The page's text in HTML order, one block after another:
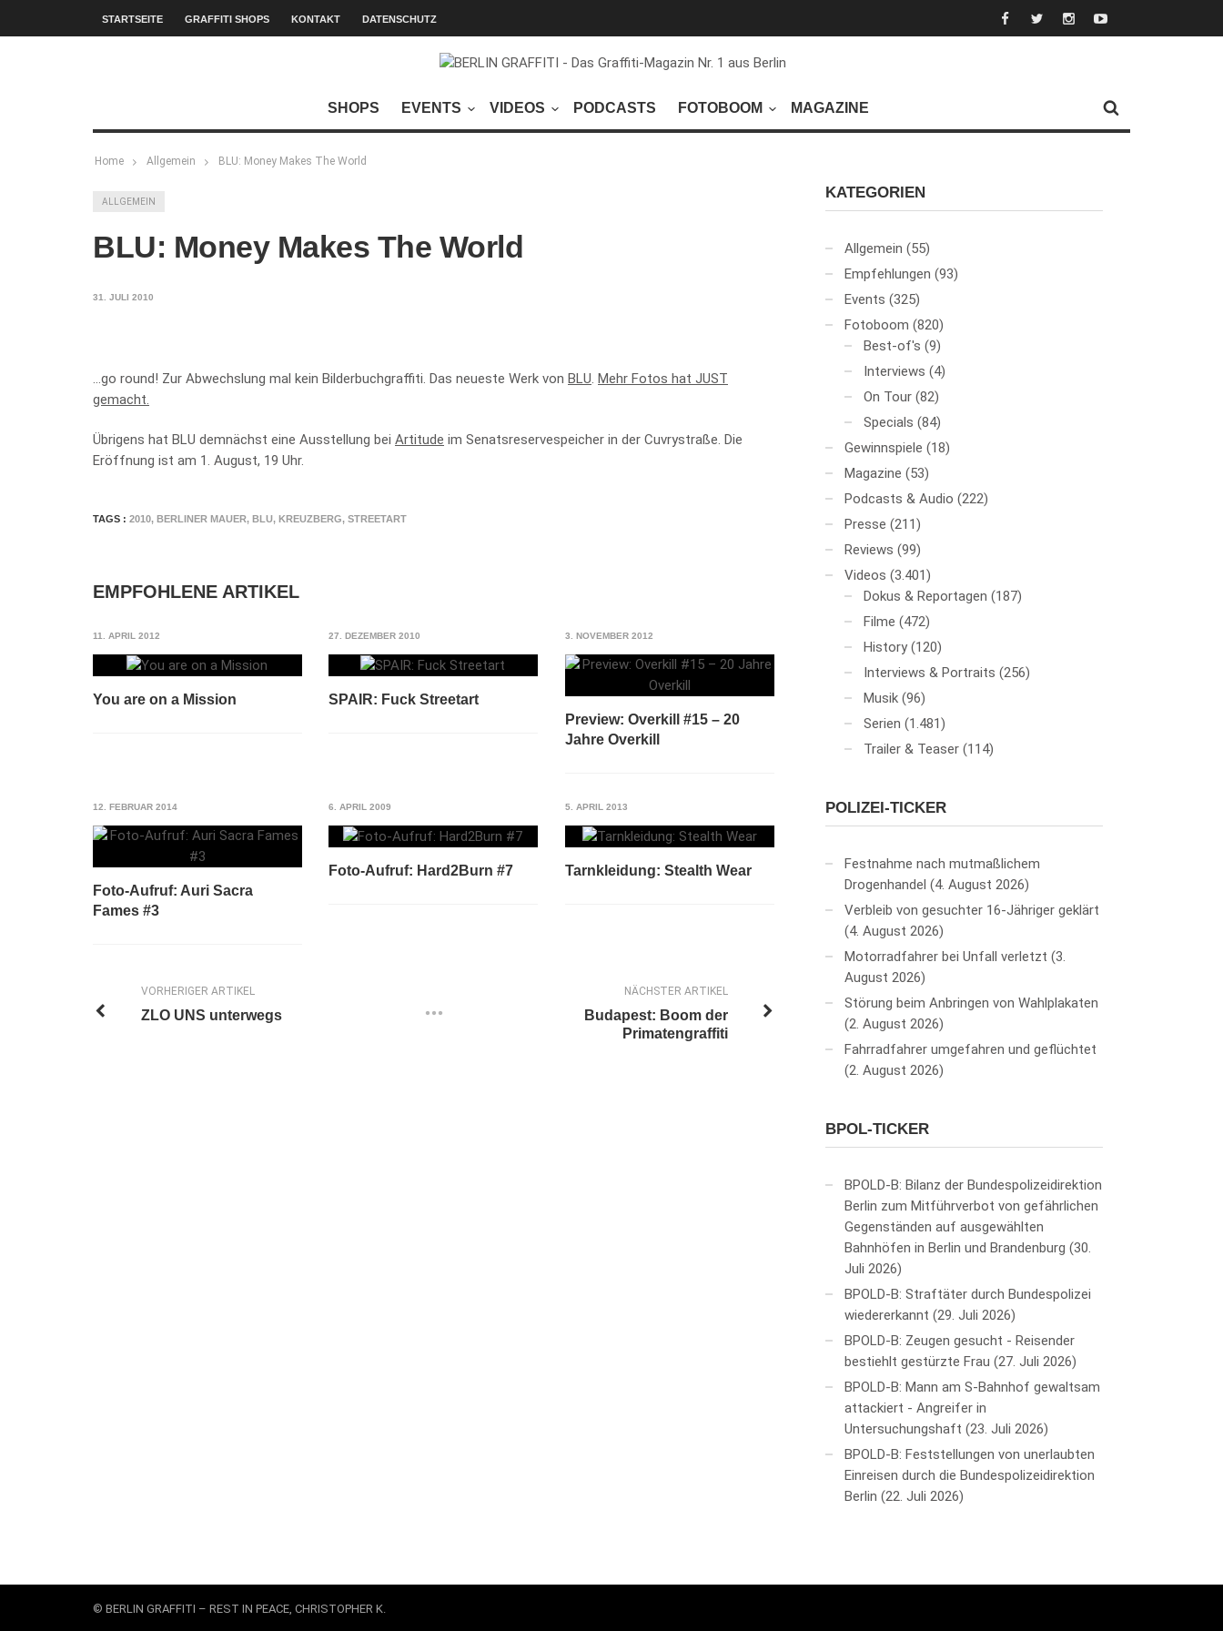
STARTSEITE GRAFFITI SHOPS KONTAKT DATENSCHUTZ
SHOPS EVENTS VIDEOS PODCASTS FOTOBOOM MAGAZINE
Home Allgemein BLU: Money Makes The World
ALLGEMEIN
BLU: Money Makes The World
31. JULI 2010
…go round! Zur Abwechslung mal kein Bilderbuchgraffiti. Das neueste Werk von BLU. Mehr Fotos hat JUST
gemacht.
Übrigens hat BLU demnächst eine Ausstellung bei Artitude im Senatsreservespeicher in der Cuvrystraße. Die
Eröffnung ist am 1. August, 19 Uhr.
TAGS : 2010, BERLINER MAUER, BLU, KREUZBERG, STREETART
EMPFOHLENE ARTIKEL
11. APRIL 2012
You are on a Mission
27. DEZEMBER 2010
SPAIR: Fuck Streetart
3. NOVEMBER 2012
Preview: Overkill #15 – 20
Jahre Overkill
12. FEBRUAR 2014
Foto-Aufruf: Auri Sacra
Fames #3
6. APRIL 2009
Foto-Aufruf: Hard2Burn #7
5. APRIL 2013
Tarnkleidung: Stealth Wear
NÄCHSTER ARTIKEL
Budapest: Boom der
Primatengraffiti
VORHERIGER ARTIKEL
ZLO UNS unterwegs
KATEGORIEN
Allgemein (55)
Empfehlungen (93)
Events (325)
Fotoboom (820)
Best-of's (9)
Interviews (4)
On Tour (82)
Specials (84)
Gewinnspiele (18)
Magazine (53)
Podcasts & Audio (222)
Presse (211)
Reviews (99)
Videos (3.401)
Dokus & Reportagen (187)
Filme (472)
History (120)
Interviews & Portraits (256)
Musik (96)
Serien (1.481)
Trailer & Teaser (114)
POLIZEI-TICKER
Festnahme nach mutmaßlichem
Drogenhandel
4. August 2026
Verbleib von gesuchter 16-Jähriger geklärt
4. August 2026
Motorradfahrer bei Unfall verletzt 3.
August 2026
Störung beim Anbringen von Wahlplakaten
2. August 2026
Fahrradfahrer umgefahren und geflüchtet
2. August 2026
BPOL-TICKER
BPOLD-B: Bilanz der Bundespolizeidirektion
Berlin zum Mitführverbot von gefährlichen
Gegenständen auf ausgewählten
Bahnhöfen in Berlin und Brandenburg 30.
Juli 2026
BPOLD-B: Straftäter durch Bundespolizei
wiedererkannt 29. Juli 2026
BPOLD-B: Zeugen gesucht - Reisender
bestiehlt gestürzte Frau 27. Juli 2026
BPOLD-B: Mann am S-Bahnhof gewaltsam
attackiert - Angreifer in
Untersuchungshaft 23. Juli 2026
BPOLD-B: Feststellungen von unerlaubten
Einreisen durch die Bundespolizeidirektion
Berlin 22. Juli 2026
© BERLIN GRAFFITI – REST IN PEACE, CHRISTOPHER K.